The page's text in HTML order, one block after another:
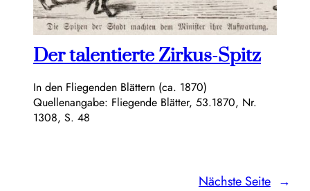
Der talentierte Zirkus-Spitz
In den Fliegenden Blättern (ca. 1870)
Quellenangabe: Fliegende Blätter, 53.1870, Nr.
1308, S. 48
Nächste Seite →